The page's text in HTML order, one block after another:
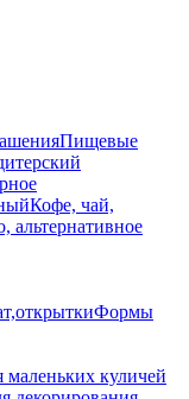
Пищевые
Кофе, чай,
альтернативное
Формы
куличей